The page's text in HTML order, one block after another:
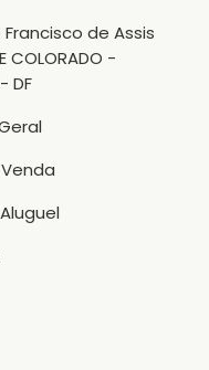
Francisco de Assis
COLORADO -
DF